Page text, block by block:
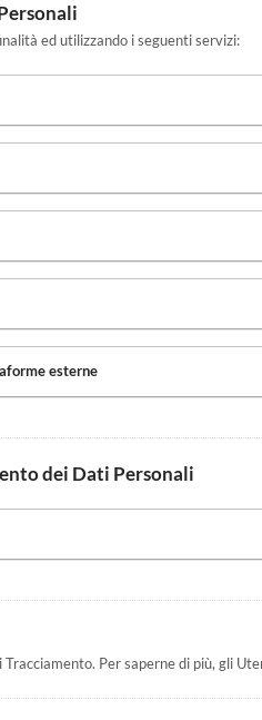
ed utilizzando i seguenti servizi:
esterne
dei Dati Personali
Per saperne di più, gli